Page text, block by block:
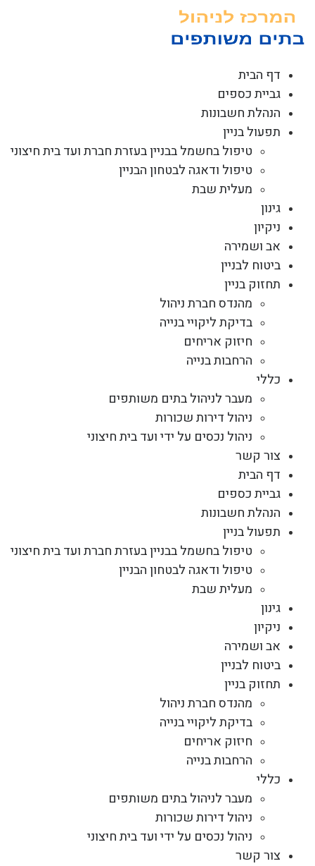
דף הבית
גביית כספים
הנהלת חשבונות
תפעול בניין
טיפול בחשמל בבניין בעזרת חברת ועד בית חיצוני
טיפול ודאגה לבטחון הבניין
מעלית שבת
גינון
ניקיון
אב ושמירה
ביטוח לבניין
תחזוק בניין
מהנדס חברת ניהול
בדיקת ליקויי בנייה
חיזוק אריחים
הרחבות בנייה
כללי
מעבר לניהול בתים משותפים
ניהול דירות שכורות
ניהול נכסים על ידי ועד בית חיצוני
צור קשר
דף הבית
גביית כספים
הנהלת חשבונות
תפעול בניין
טיפול בחשמל בבניין בעזרת חברת ועד בית חיצוני
טיפול ודאגה לבטחון הבניין
מעלית שבת
גינון
ניקיון
אב ושמירה
ביטוח לבניין
תחזוק בניין
מהנדס חברת ניהול
בדיקת ליקויי בנייה
חיזוק אריחים
הרחבות בנייה
כללי
מעבר לניהול בתים משותפים
ניהול דירות שכורות
ניהול נכסים על ידי ועד בית חיצוני
צור קשר